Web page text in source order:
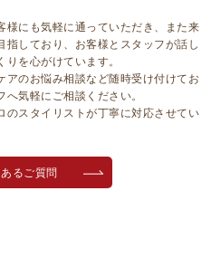
様にも気軽に通っていただき、また来
しており、お客様とスタッフが話し
を心がけています。
アのお悩み相談など随時受け付けてお
気軽にご相談ください。
のスタイリストが丁寧に対応させてい
るご質問